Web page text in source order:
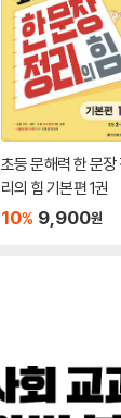
초등 문해력 한 문장
리의 힘 기본편 1권
10% 9,900원